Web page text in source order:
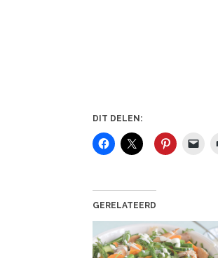
DIT DELEN:
GERELATEERD